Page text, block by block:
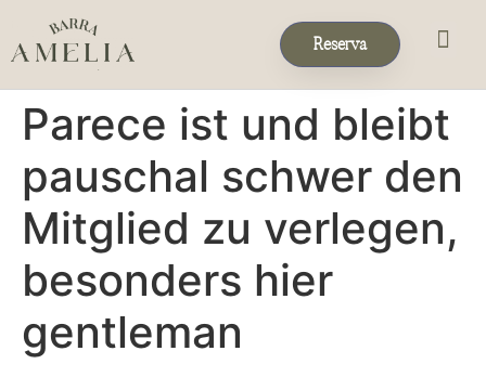
Reserva
Parece ist und bleibt
pauschal schwer den
Mitglied zu verlegen,
besonders hier
gentleman